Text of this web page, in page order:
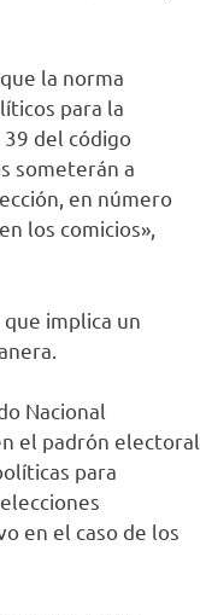
la norma
para la
del código
someterán a
en número
los comicios»,
implica un
Nacional
el padrón electoral
para
en el caso de los